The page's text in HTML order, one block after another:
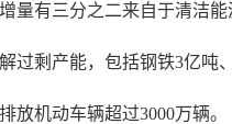
有三分之二来自于清洁能
剩产能，包括钢铁3亿吨、
机动车辆超过3000万辆。